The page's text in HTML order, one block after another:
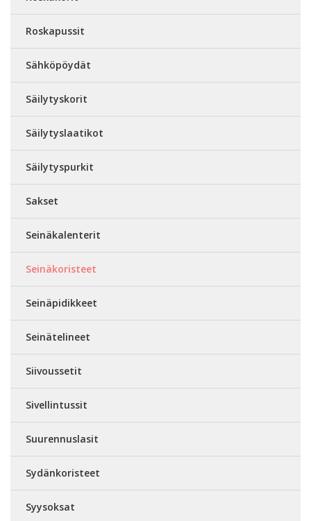
Roskapussit
Sähköpöydät
Säilytyskorit
Säilytyslaatikot
Säilytyspurkit
Sakset
Seinäkalenterit
Seinäkoristeet
Seinäpidikkeet
Seinätelineet
Siivoussetit
Sivellintussit
Suurennuslasit
Sydänkoristeet
Syysoksat